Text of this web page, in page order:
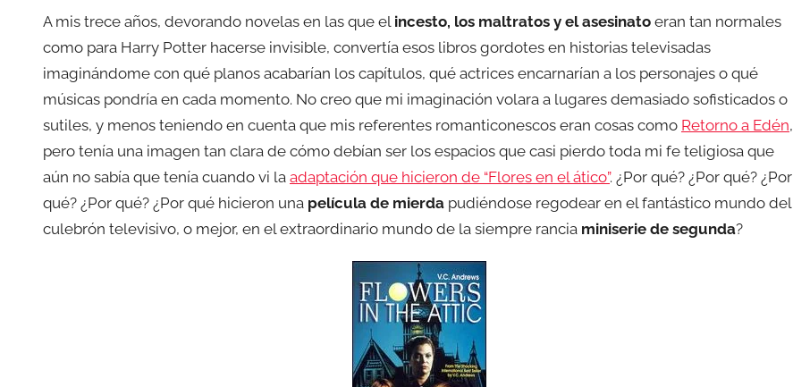
A mis trece años, devorando novelas en las que el incesto, los maltratos y el asesinato eran tan normales
como para Harry Potter hacerse invisible, convertía esos libros gordotes en historias televisadas
imaginándome con qué planos acabarían los capítulos, qué actrices encarnarían a los personajes o qué
músicas pondría en cada momento. No creo que mi imaginación volara a lugares demasiado sofisticados o
sutiles, y menos teniendo en cuenta que mis referentes romanticonescos eran cosas como Retorno a Edén,
pero tenía una imagen tan clara de cómo debían ser los espacios que casi pierdo toda mi fe teligiosa que
aún no sabía que tenía cuando vi la adaptación que hicieron de “Flores en el ático”. ¿Por qué? ¿Por qué? ¿Por
qué? ¿Por qué? ¿Por qué hicieron una película de mierda pudiéndose regodear en el fantástico mundo del
culebrón televisivo, o mejor, en el extraordinario mundo de la siempre rancia miniserie de segunda?